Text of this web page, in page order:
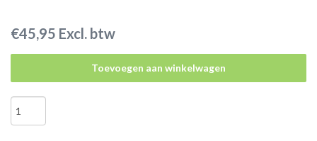
€45,95 Excl. btw
Toevoegen aan winkelwagen